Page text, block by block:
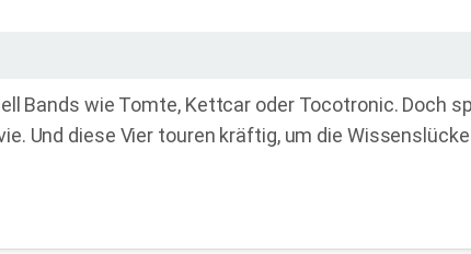
Bands wie Tomte, Kettcar oder Tocotronic. Doch
Und diese Vier touren kräftig, um die